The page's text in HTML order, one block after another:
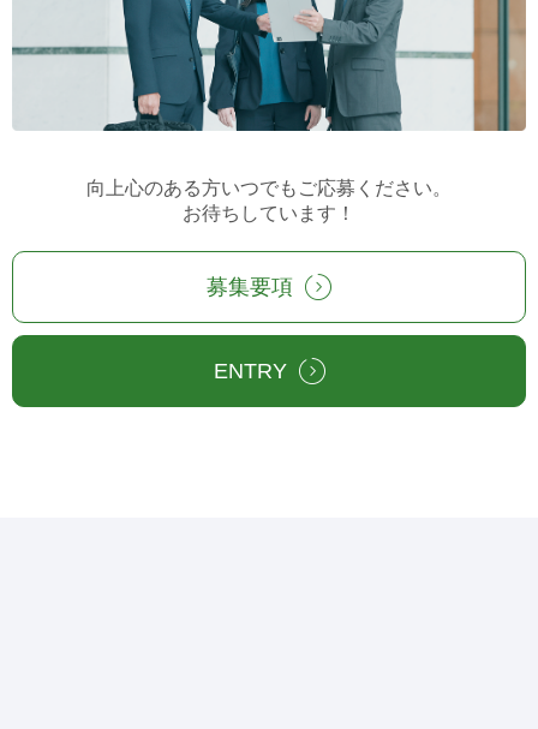
向上心のある方いつでもご応募ください。
お待ちしています！
募集要項
ENTRY